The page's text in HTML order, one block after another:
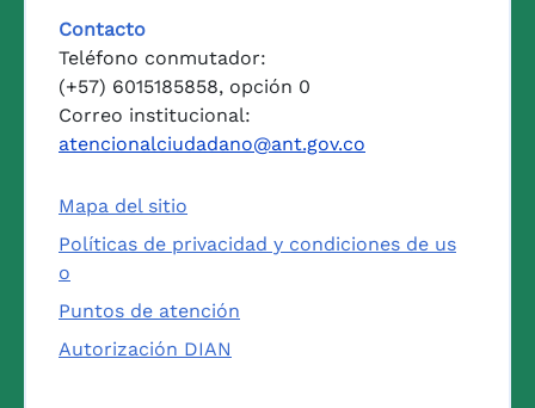
Contacto
Teléfono conmutador:
(+57) 6015185858, opción 0
Correo institucional:
atencionalciudadano@ant.gov.co
Mapa del sitio
Políticas de privacidad y condiciones de us
o
Puntos de atención
Autorización DIAN